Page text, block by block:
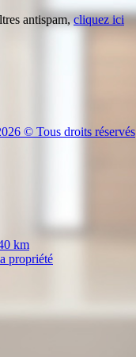
antispam, cliquez ici
© Tous droits réservés
km
propriété